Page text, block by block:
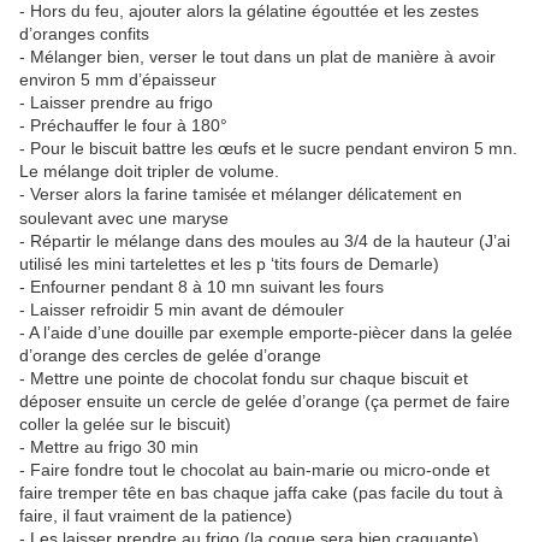
- Hors du feu, ajouter alors la gélatine égouttée et les zestes
d’oranges confits
- Mélanger bien, verser le tout dans un plat de manière à avoir
environ 5 mm d’épaisseur
- Laisser prendre au frigo
- Préchauffer le four à 180°
- Pour le biscuit battre les œufs et le sucre pendant environ 5 mn.
Le mélange doit tripler de volume.
- Verser alors la farine tamisée et mélanger délicatement en
soulevant avec une maryse
- Répartir le mélange dans des moules au 3/4 de la hauteur (J’ai
utilisé les mini tartelettes et les p ‘tits fours de Demarle)
- Enfourner pendant 8 à 10 mn suivant les fours
- Laisser refroidir 5 min avant de démouler
- A l’aide d’une douille par exemple emporte-piècer dans la gelée
d’orange des cercles de gelée d’orange
- Mettre une pointe de chocolat fondu sur chaque biscuit et
déposer ensuite un cercle de gelée d’orange (ça permet de faire
coller la gelée sur le biscuit)
- Mettre au frigo 30 min
- Faire fondre tout le chocolat au bain-marie ou micro-onde et
faire tremper tête en bas chaque jaffa cake (pas facile du tout à
faire, il faut vraiment de la patience)